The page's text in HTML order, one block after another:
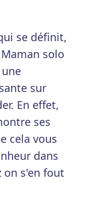
se définit,
solo
sur
En effet,
ses
cela vous
dans
s'en fout